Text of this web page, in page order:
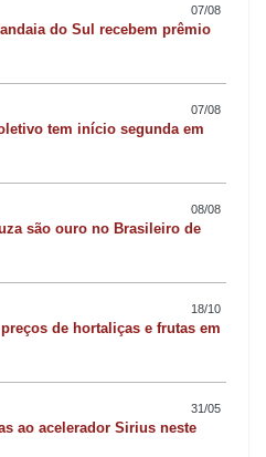
irá se reunir amanhã com
tratar da revisão do quadro do
continuar”, diz. Ela afirma
Beto Preto até agora. “O PT
07/08
do Sul recebem prêmio
07/08
tem início segunda em
08/08
são ouro no Brasileiro de
18/10
de hortaliças e frutas em
31/05
ao acelerador Sirius neste